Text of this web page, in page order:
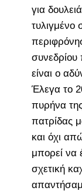
για
τυλιγμένο
είναι ο
Έλεγα το
πυρήνα
πατρίδας
και όχι
μπορεί να
σχετική